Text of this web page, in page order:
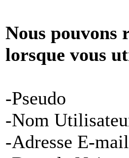
Nous pouvons
lorsque vous
-Pseudo
-Nom
-Adresse E-mail